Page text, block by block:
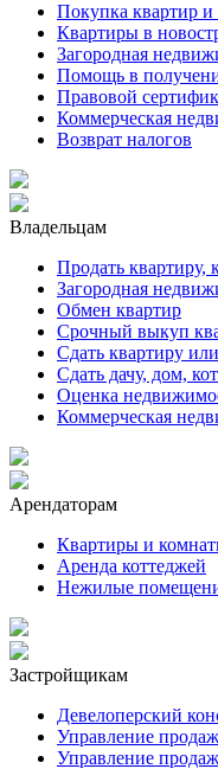
Покупка квартир и
Квартиры в
Загородная
Помощь в
Правовой
Коммерческая
Возврат налогов
Владельцам
Продать квартиру,
Загородная
Обмен квартир
Срочный выкуп
Сдать квартиру
Сдать дачу, дом,
Оценка
Коммерческая
Арендаторам
Квартиры и
Аренда коттеджей
Нежилые
Застройщикам
Девелоперский
Управление
Управление